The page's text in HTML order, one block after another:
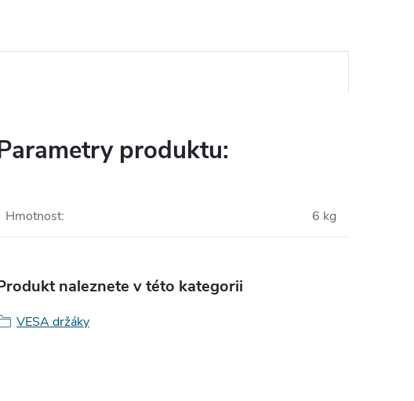
produktu:
Hmotnost: 6 kg
naleznete v této kategorii
VESA držáky